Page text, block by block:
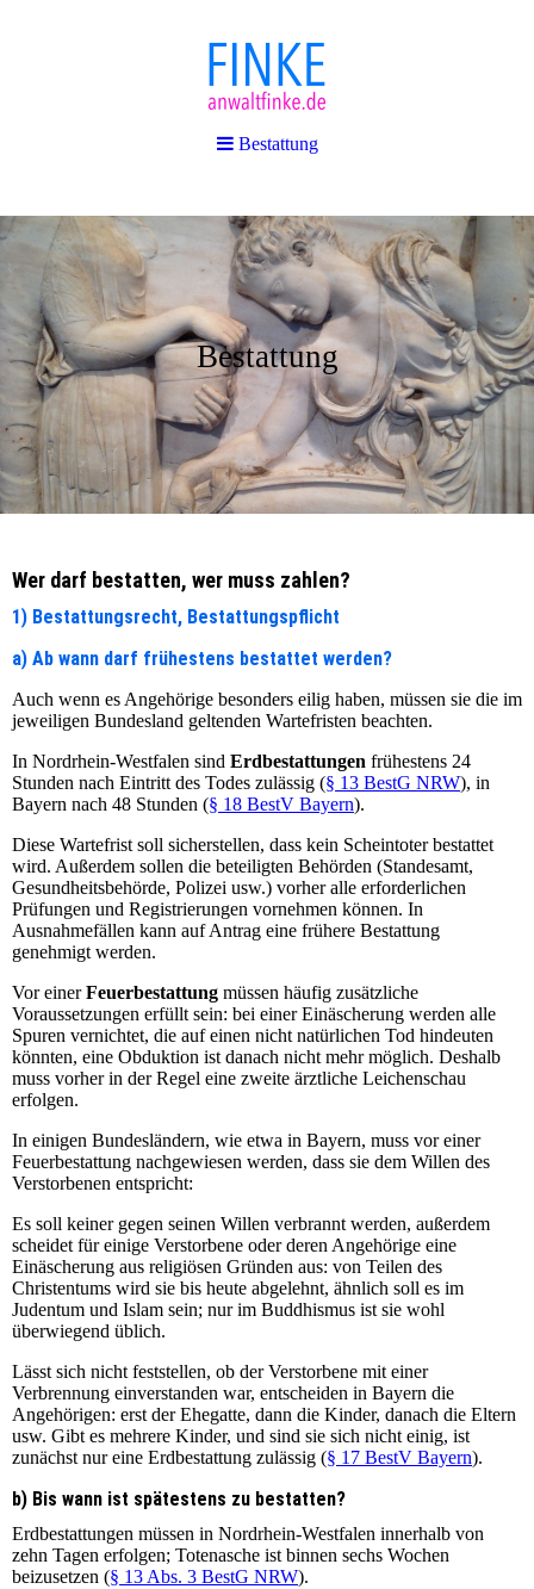
Bestattung
Wer darf bestatten, wer muss zahlen?
1) Bestattungsrecht, Bestattungspflicht
a) Ab wann darf frühestens bestattet werden?
Auch wenn es Angehörige besonders eilig haben, müssen sie die im
jeweiligen Bundesland geltenden Wartefristen beachten.
In Nordrhein-Westfalen sind Erdbestattungen frühestens 24
Stunden nach Eintritt des Todes zulässig (§ 13 BestG NRW), in
Bayern nach 48 Stunden (§ 18 BestV Bayern).
Diese Wartefrist soll sicherstellen, dass kein Scheintoter bestattet
wird. Außerdem sollen die beteiligten Behörden (Standesamt,
Gesundheitsbehörde, Polizei usw.) vorher alle erforderlichen
Prüfungen und Registrierungen vornehmen können. In
Ausnahmefällen kann auf Antrag eine frühere Bestattung
genehmigt werden.
Vor einerFeuerbestattung müssen häufig zusätzliche
Voraussetzungen erfüllt sein: bei einer Einäscherung werden alle
Spuren vernichtet, die auf einen nicht natürlichen Tod hindeuten
könnten, eine Obduktion ist danach nicht mehr möglich. Deshalb
muss vorher in der Regel eine zweite ärztliche Leichenschau
erfolgen.
In einigen Bundesländern, wie etwa in Bayern, muss vor einer
Feuerbestattung nachgewiesen werden, dass sie dem Willen des
Verstorbenen entspricht:
Es soll keiner gegen seinen Willen verbrannt werden, außerdem
scheidet für einige Verstorbene oder deren Angehörige eine
Einäscherung aus religiösen Gründen aus: von Teilen des
Christentums wird sie bis heute abgelehnt, ähnlich soll es im
Judentum und Islam sein; nur im Buddhismus ist sie wohl
überwiegend üblich.
Lässt sich nicht feststellen, ob der Verstorbene mit einer
Verbrennung einverstanden war, entscheiden in Bayern die
Angehörigen: erst der Ehegatte, dann die Kinder, danach die Eltern
usw. Gibt es mehrere Kinder, und sind sie sich nicht einig, ist
zunächst nur eine Erdbestattung zulässig (§ 17 BestV Bayern).
b) Bis wann ist spätestens zu bestatten?
Erdbestattungen müssen in Nordrhein-Westfalen innerhalb von
zehn Tagen erfolgen; Totenasche ist binnen sechs Wochen
beizusetzen (§ 13 Abs. 3 BestG NRW).
Bestattung